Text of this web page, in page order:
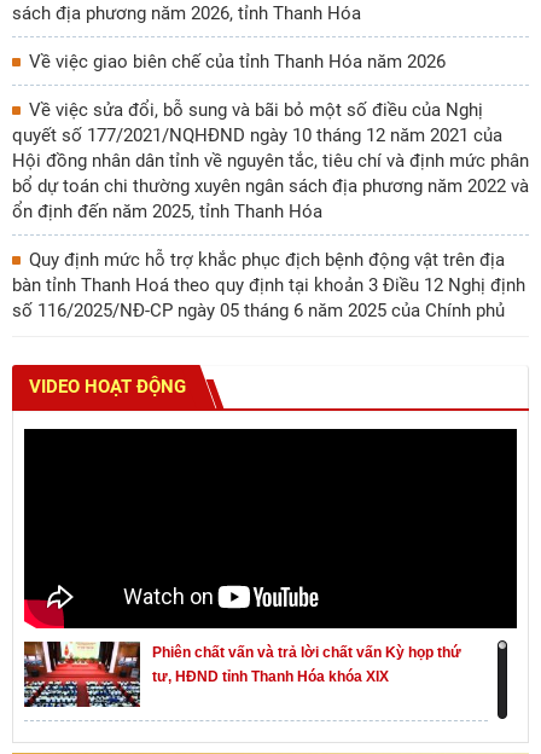
sách địa phương năm 2026, tỉnh Thanh Hóa
Về việc giao biên chế của tỉnh Thanh Hóa năm 2026
Về việc sửa đổi, bỗ sung và bãi bỏ một số điều của Nghị
quyết số 177/2021/NQHĐND ngày 10 tháng 12 năm 2021 của
Hội đồng nhân dân tỉnh về nguyên tắc, tiêu chí và định mức phân
bổ dự toán chi thường xuyên ngân sách địa phương năm 2022 và
ổn định đến năm 2025, tỉnh Thanh Hóa
Quy định mức hỗ trợ khắc phục địch bệnh động vật trên địa
bàn tỉnh Thanh Hoá theo quy định tại khoản 3 Điều 12 Nghị định
số 116/2025/NĐ-CP ngày 05 tháng 6 năm 2025 của Chính phủ
VIDEO HOẠT ĐỘNG
Phiên chất vấn và trả lời chất vấn Kỳ họp thứ
tư, HĐND tỉnh Thanh Hóa khóa XIX
Khai mạc kỳ họp thứ Nhất, Quốc hội khóa XVI